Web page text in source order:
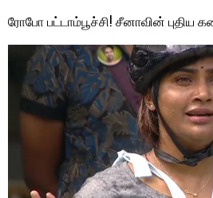
ரோபோ பட்டாம்பூச்சி! சீனாவின் புதிய